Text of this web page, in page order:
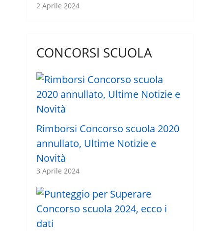
2 Aprile 2024
CONCORSI SCUOLA
Rimborsi Concorso scuola 2020
annullato, Ultime Notizie e
Novità
3 Aprile 2024